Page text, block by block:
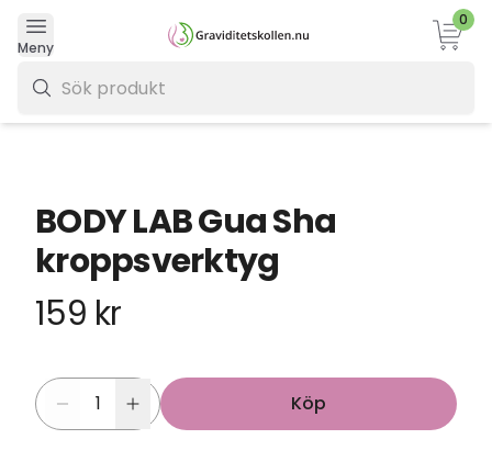
Meny
0
BODY LAB Gua Sha
kroppsverktyg
159 kr
Köp